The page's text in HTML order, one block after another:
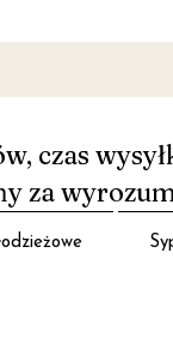
czas
za